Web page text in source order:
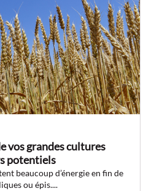
vos grandes cultures
potentiels
beaucoup d’énergie en fin de
ou épis....